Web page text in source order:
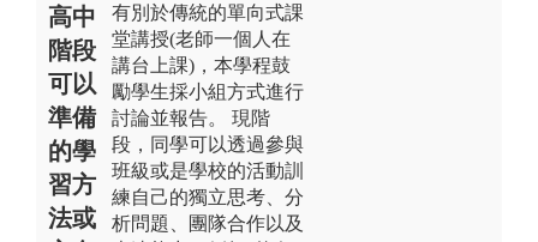
高中
階段
可以
準備
的學
習方
法或
有別於傳統的單向式課
堂講授(老師一個人在
講台上課)，本學程鼓
勵學生採小組方式進行
討論並報告。 現階
段，同學可以透過參與
班級或是學校的活動訓
練自己的獨立思考、分
析問題、團隊合作以及